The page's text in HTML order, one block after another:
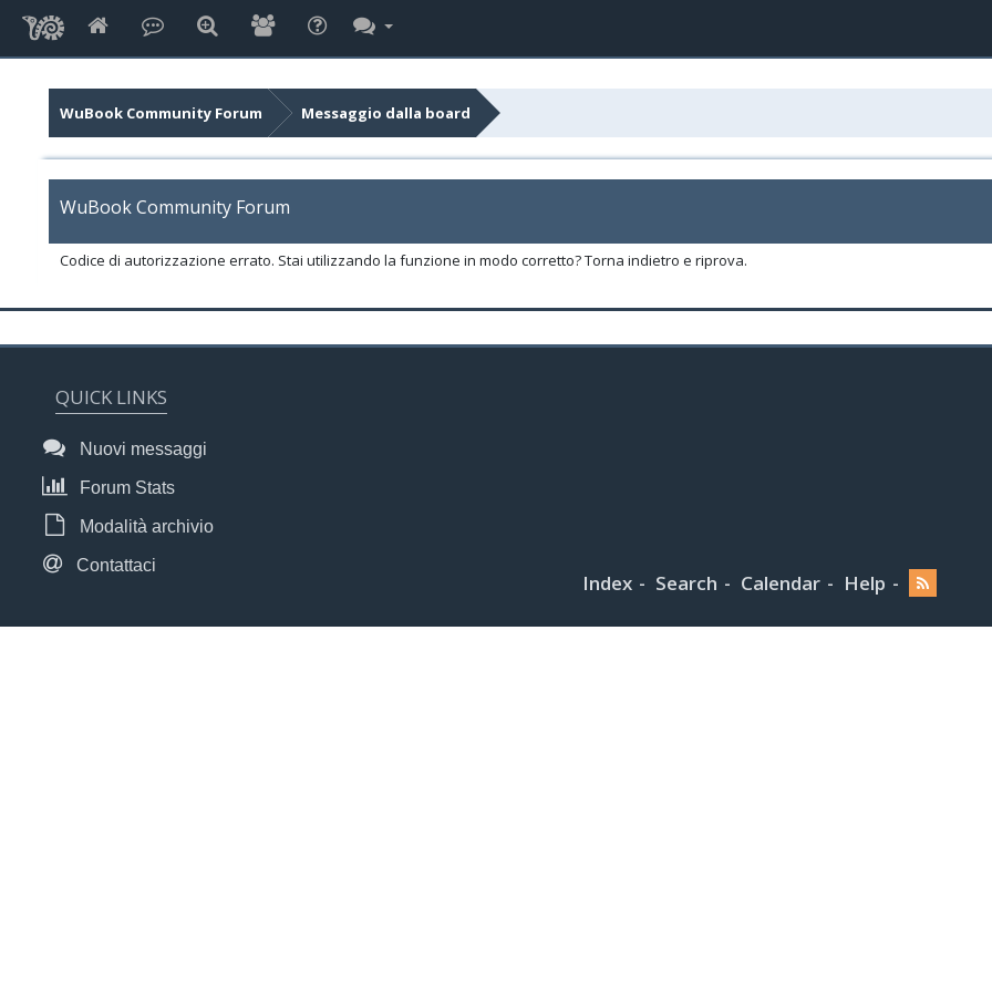
WuBook Community Forum Messaggio dalla board
WuBook Community Forum
Codice di autorizzazione errato. Stai utilizzando la funzione in modo corretto? Torna indietro e riprova.
QUICK LINKS
Nuovi messaggi
Forum Stats
Modalità archivio
Contattaci
Index Search Calendar Help